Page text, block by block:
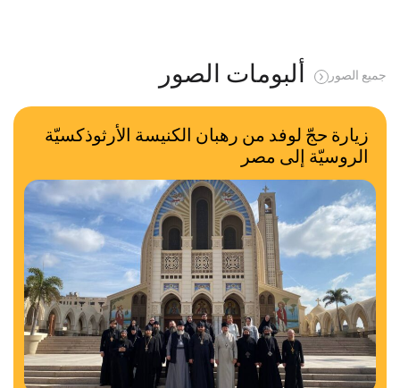
ألبومات الصور جميع الصور
زيارة حجّ لوفد من رهبان الكنيسة الأرثوذكسيّة
الروسيّة إلى مصر